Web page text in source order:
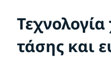
τάσης και